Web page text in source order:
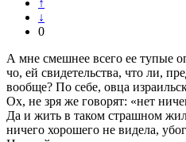
↑
↓
0
А мне смешнее всего ее тупые
чо, ей свидетельства, что ли,
вообще? По себе, овца
Ох, не зря же говорят: «нет
Да и жить в таком страшном
ничего хорошего не видела,